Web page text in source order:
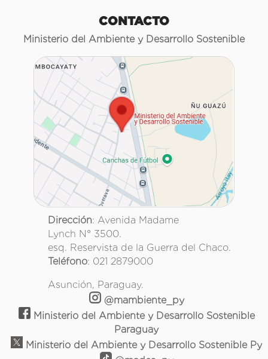
CONTACTO
Ministerio del Ambiente y Desarrollo Sostenible
Dirección: Avenida Madame
Lynch N° 3500.
esq. Reservista de la Guerra del Chaco.
Teléfono: 021 2879000
Asunción, Paraguay.
@mambiente_py
Ministerio del Ambiente y Desarrollo Sostenible
Paraguay
Ministerio del Ambiente y Desarrollo Sostenible Py